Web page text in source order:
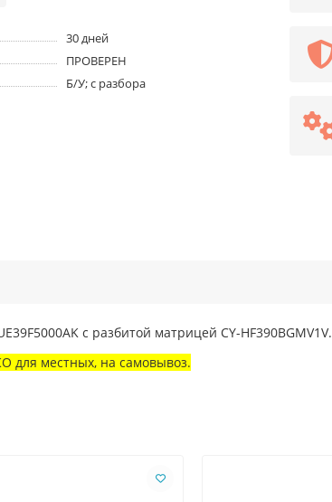
30 дней
ПРОВЕРЕН
Б/У; с разбора
с разбитой матрицей CY-HF390BGMV1V.
для местных, на самовывоз.